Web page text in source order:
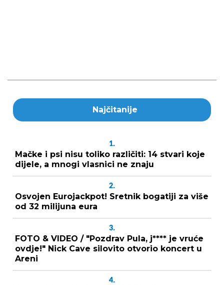
Najčitanije
1.
Mačke i psi nisu toliko različiti: 14 stvari koje
dijele, a mnogi vlasnici ne znaju
2.
Osvojen Eurojackpot! Sretnik bogatiji za više
od 32 milijuna eura
3.
FOTO & VIDEO / "Pozdrav Pula, j**** je vruće
ovdje!" Nick Cave silovito otvorio koncert u
Areni
4.